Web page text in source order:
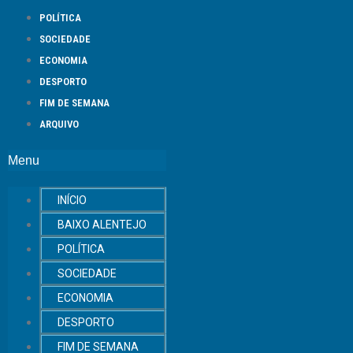
POLÍTICA
SOCIEDADE
ECONOMIA
DESPORTO
FIM DE SEMANA
ARQUIVO
Menu
INÍCIO
BAIXO ALENTEJO
POLÍTICA
SOCIEDADE
ECONOMIA
DESPORTO
FIM DE SEMANA